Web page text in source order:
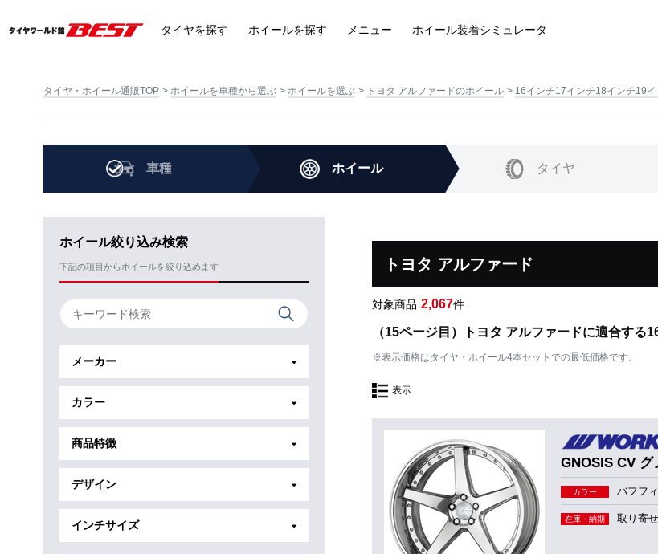
タイヤを探す ホイールを探す メニュー ホイール装着シミュレータ
タイヤ・ホイール通販TOP ホイールを車種から選ぶ ホイールを選ぶ トヨタ アルファードのホイール 16インチ17インチ18インチ19
車種 ホイール タイヤ
ホイール絞り込み検索
下記の項目からホイールを絞り込めます
メーカー
カラー
商品特徴
デザイン
インチサイズ
トヨタ アルファード
対象商品 2,067件
（15ページ目）トヨタ アルファードに適合す
※表示価格はタイヤ・ホイール4本セットでの最低価格です。
表示
GNOSIS CV グ
カラー バフフ
在庫・納期 取り寄